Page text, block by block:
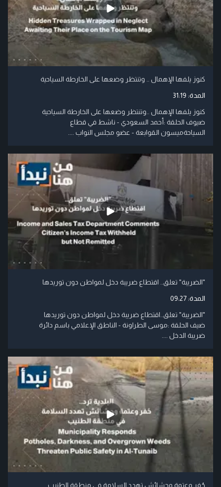
كنوز يلفها الإهمال .. وتنتظر وضعها على الخارطة السياحية
المدة: 31:19
كنوز يلفها الإهمال ..وتنتظر وضعها على الخارطة السياحية
ضيوف الحلقة :أحمد السعودي - ناشط في قطاع
السياحةميسون القوابعة - عضو مجلس النواب ....
"الضريبة" تعلق.. اقتطاع ضريبة دخل لمواطن دون توريدها
المدة:09:27
"الضريبة" تعلق..اقتطاع ضريبة دخل لمواطن دون توريدها
ضيف الحلقة :موسى الطراونة - الناطق الإعلامي باسم دائرة
ضريبة الدخل ....
حُفر وعتمة وحشائش تهدد السلامة في منطقة الطنيب